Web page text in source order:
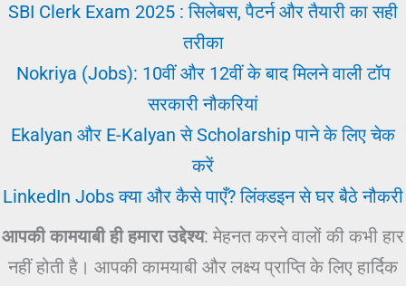
SBI Clerk Exam 2025 : सिलेबस, पैटर्न और तैयारी का सही
तरीका
Nokriya (Jobs): 10वीं और 12वीं के बाद मिलने वाली टॉप
सरकारी नौकरियां
Ekalyan और E-Kalyan से Scholarship पाने के लिए चेक
करें
LinkedIn Jobs क्या और कैसे पाएँ? लिंक्डइन से घर बैठे नौकरी
आपकी कामयाबी ही हमारा उद्देश्य: मेहनत करने वालों की कभी हार
नहीं होती है। आपकी कामयाबी और लक्ष्य प्राप्ति के लिए हार्दिक